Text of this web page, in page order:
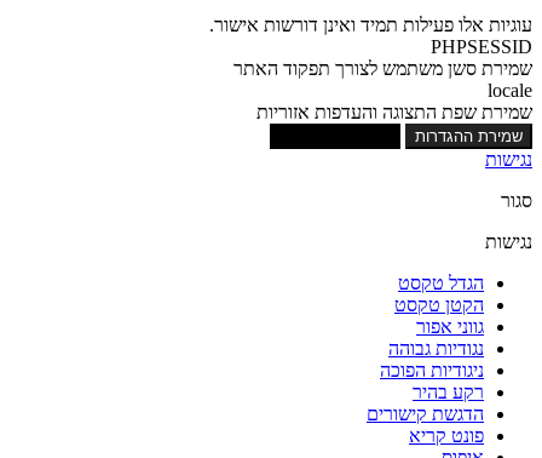
עוגיות אלו פעילות תמיד ואינן דורשות אישור.
PHPSESSID
שמירת סשן משתמש לצורך תפקוד האתר
locale
שמירת שפת התצוגה והעדפות אזוריות
שמירת ההגדרות
נגישות
סגור
נגישות
הגדל טקסט
הקטן טקסט
גווני אפור
נגודיות גבוהה
ניגודיות הפוכה
רקע בהיר
הדגשת קישורים
פונט קריא